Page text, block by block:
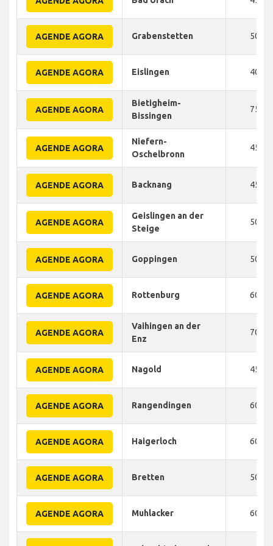
AGENDE AGORA Grabenstetten 50
AGENDE AGORA Eislingen 40
AGENDE AGORA
Bietigheim-
Bissingen
75
AGENDE AGORA
Niefern-
Oschelbronn
45
AGENDE AGORA Backnang 45
AGENDE AGORA
Geislingen an der
Steige
50
AGENDE AGORA Goppingen 50
AGENDE AGORA Rottenburg 60
AGENDE AGORA
Vaihingen an der
Enz
70
AGENDE AGORA Nagold 45
AGENDE AGORA Rangendingen 60
AGENDE AGORA Haigerloch 60
AGENDE AGORA Bretten 50
AGENDE AGORA Muhlacker 60